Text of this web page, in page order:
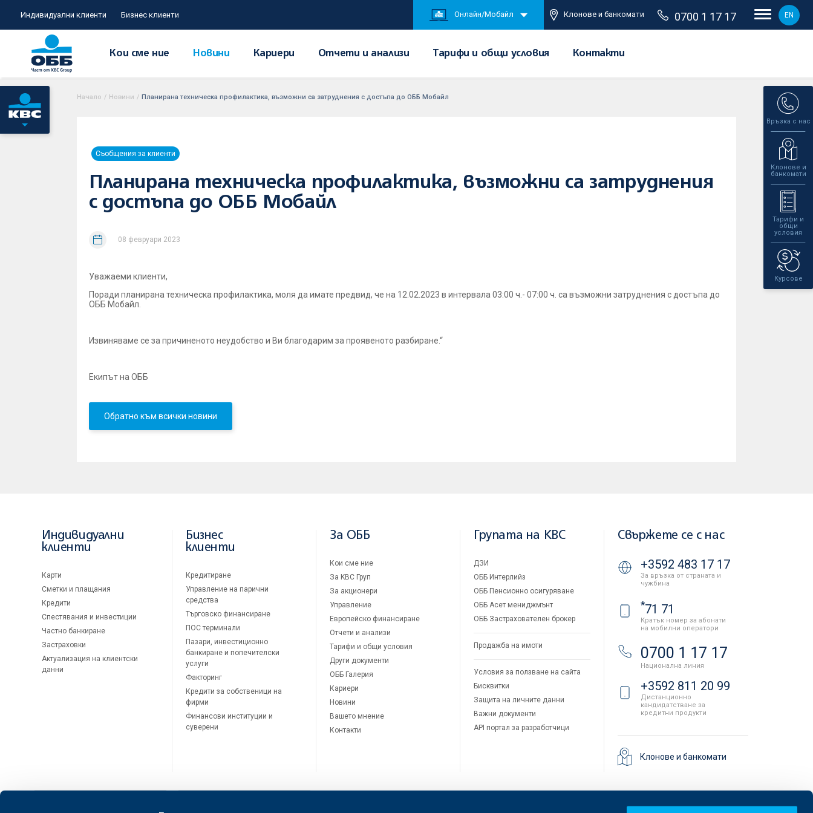
Индивидуални клиенти Бизнес клиенти Онлайн/Мобайл Клонове и банкомати 0700 1 17 17 EN
Кои сме ние Новини Кариери Отчети и анализи Тарифи и общи условия Контакти
Връзка с нас
Клонове и
банкомати
Тарифи и
общи
условия
Курсове
Начало / Новини / Планирана техническа профилактика, възможни са затруднения с достъпа до ОББ Мобайл
Съобщения за клиенти
Планирана техническа профилактика, възможни са затруднения
с достъпа до ОББ Мобайл
08 февруари 2023
Уважаеми клиенти,
Поради планирана техническа профилактика, моля да имате предвид, че на 12.02.2023 в интервала 03:00 ч.- 07:00 ч. са възможни затруднения с достъпа до
ОББ Мобайл.
Извиняваме се за причиненото неудобство и Ви благодарим за проявеното разбиране.“
Екипът на ОББ
Обратно към всички новини
Индивидуални
клиенти
Карти
Сметки и плащания
Кредити
Спестявания и инвестиции
Частно банкиране
Застраховки
Актуализация на клиентски
данни
Бизнес
клиенти
Кредитиране
Управление на парични
средства
Търговско финансиране
ПОС терминали
Пазари, инвестиционно
банкиране и попечителски
услуги
Факторинг
Кредити за собственици на
фирми
Финансови институции и
суверени
За ОББ
Кои сме ние
За KBC Груп
За акционери
Управление
Европейско финансиране
Отчети и анализи
Тарифи и общи условия
Други документи
ОББ Галерия
Кариери
Новини
Вашето мнение
Контакти
Групата на KBC
ДЗИ
ОББ Интерлийз
ОББ Пенсионно осигуряване
ОББ Асет мениджмънт
ОББ Застрахователен брокер
Продажба на имоти
Условия за ползване на сайта
Бисквитки
Защита на личните данни
Важни документи
API портал за разработчици
Свържете се с нас
+3592 483 17 17
За връзка от страната и
чужбина
*71 71
Кратък номер за абонати
на мобилни оператори
0700 1 17 17
Национална линия
+3592 811 20 99
Дистанционно
кандидатстване за
кредитни продукти
Клонове и банкомати